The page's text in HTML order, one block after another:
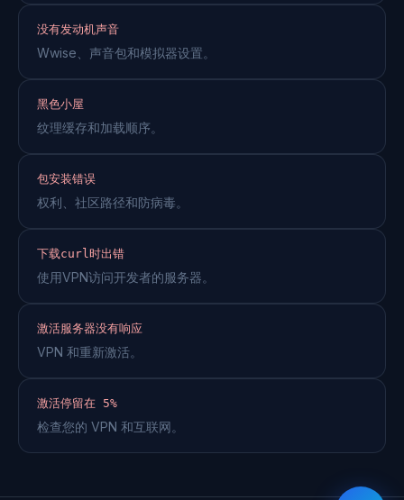
没有发动机声音
Wwise、声音包和模拟器设置。
黑色小屋
纹理缓存和加载顺序。
包安装错误
权利、社区路径和防病毒。
下载curl时出错
使用VPN访问开发者的服务器。
激活服务器没有响应
VPN 和重新激活。
激活停留在 5%
检查您的 VPN 和互联网。